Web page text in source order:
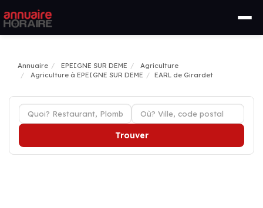
Annuaire EPEIGNE SUR DEME
Agriculture
Agriculture à EPEIGNE SUR DEME
EARL de Girardet
Trouver